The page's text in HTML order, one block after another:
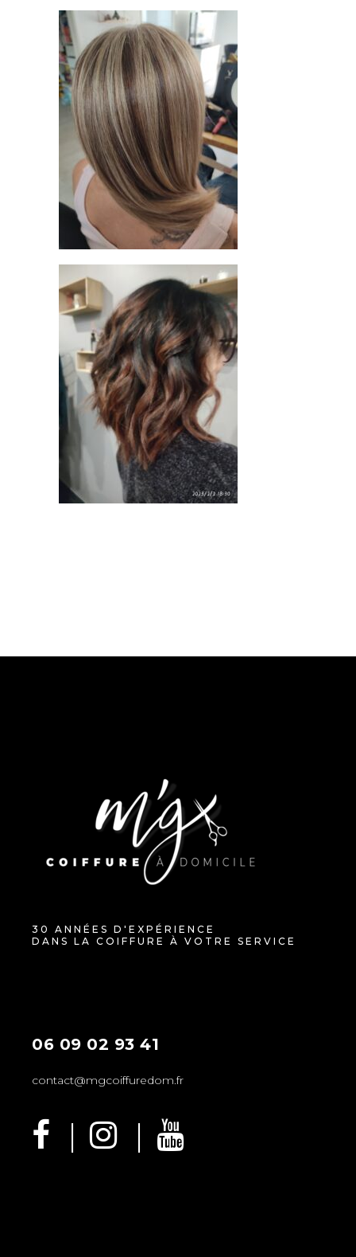
30 ANNÉES D'EXPÉRIENCE
DANS LA COIFFURE À VOTRE SERVICE
06 09 02 93 41
contact@mgcoiffuredom.fr